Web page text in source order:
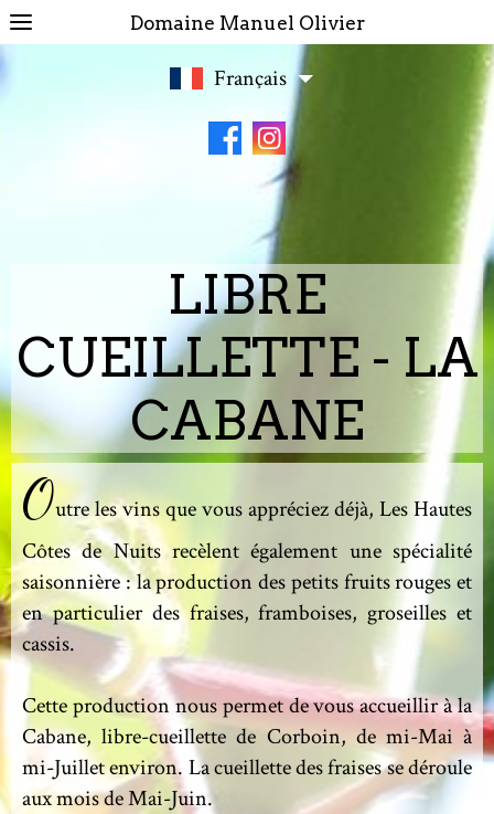
Domaine Manuel Olivier
Français
LIBRE
CUEILLETTE - LA
CABANE
Outre les vins que vous appréciez déjà, Les Hautes
Côtes de Nuits recèlent également une spécialité
saisonnière : la production des petits fruits rouges et
en particulier des fraises, framboises, groseilles et
cassis.
Cette production nous permet de vous accueillir à la
Cabane, libre-cueillette de Corboin, de mi-Mai à
mi-Juillet environ. La cueillette des fraises se déroule
aux mois de Mai-Juin.